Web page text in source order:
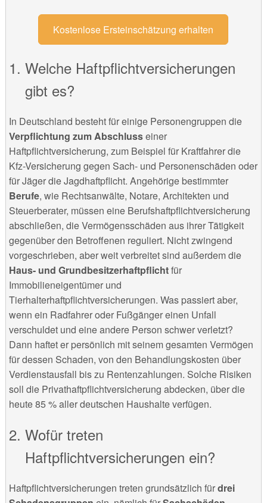
Kostenlose Ersteinschätzung erhalten
Welche Haftpflichtversicherungen
gibt es?
In Deutschland besteht für einige Personengruppen die
Verpflichtung zum Abschlusseiner
Haftpflichtversicherung, zum Beispiel für Kraftfahrer die
Kfz-Versicherung gegen Sach- und Personenschäden oder
für Jäger die Jagdhaftpflicht. Angehörige bestimmter
Berufe, wie Rechtsanwälte, Notare, Architekten und
Steuerberater, müssen eine Berufshaftpflichtversicherung
abschließen, die Vermögensschäden aus ihrer Tätigkeit
gegenüber den Betroffenen reguliert. Nicht zwingend
vorgeschrieben, aber weit verbreitet sind außerdem die
Haus- und Grundbesitzerhaftpflichtfür
Immobilieneigentümer und
Tierhalterhaftpflichtversicherungen. Was passiert aber,
wenn ein Radfahrer oder Fußgänger einen Unfall
verschuldet und eine andere Person schwer verletzt?
Dann haftet er persönlich mit seinem gesamten Vermögen
für dessen Schaden, von den Behandlungskosten über
Verdienstausfall bis zu Rentenzahlungen. Solche Risiken
soll die Privathaftpflichtversicherung abdecken, über die
heute 85 % aller deutschen Haushalte verfügen.
Wofür treten
Haftpflichtversicherungen ein?
Haftpflichtversicherungen treten grundsätzlich fürdrei